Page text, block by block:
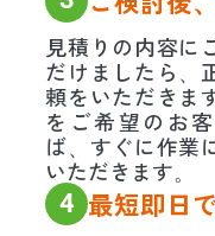
見積りの内容に
だけましたら、
頼をいただきま
をご希望のお
ば、すぐに作業
いただきます。
4 最短即日